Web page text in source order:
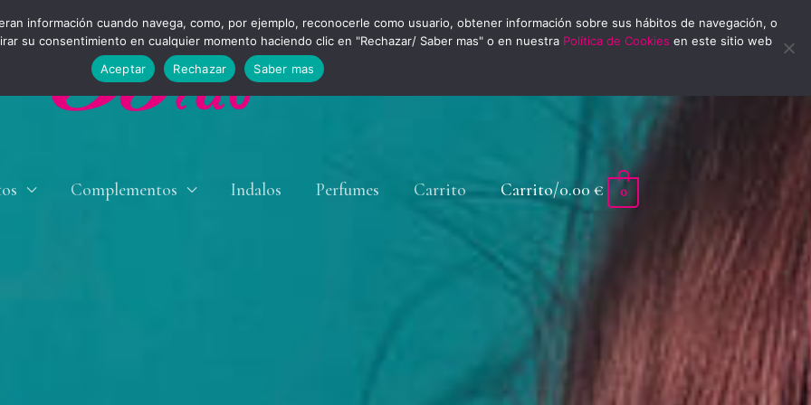
Complementos Indalos Perfumes Carrito Carrito/0.00€ 0
información cuando navega, como, por ejemplo, reconocerle como usuario, obtener información sobre sus hábitos de navegación, o
su consentimiento en cualquier momento haciendo clic en "Rechazar/ Saber mas" o en nuestra Política de Cookies en este sitio web
Aceptar
Rechazar Saber mas